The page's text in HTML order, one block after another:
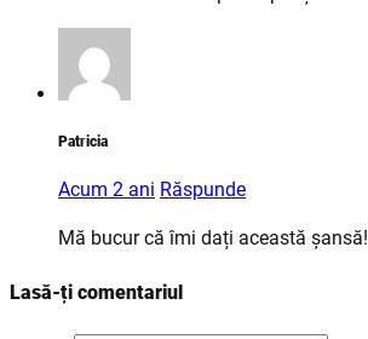
Patricia
Acum 2 ani Răspunde
Mă bucur că îmi dați această șansă!
Lasă-ți comentariul